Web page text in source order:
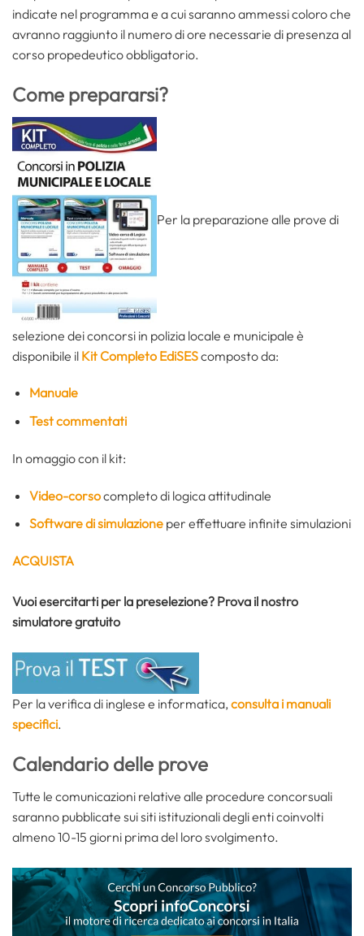
indicate nel programma e a cui saranno ammessi coloro che
avranno raggiunto il numero di ore necessarie di presenza al
corso propedeutico obbligatorio.
Come prepararsi?
Per la preparazione alle prove di
selezione dei concorsi in polizia locale e municipale è
disponibile il Kit Completo EdiSEScomposto da:
Manuale
Test commentati
In omaggio con il kit:
Video-corsocompleto di logica attitudinale
Software di simulazioneper effettuare infinite simulazioni
ACQUISTA
Vuoi esercitarti per la preselezione? Prova il nostro
simulatore gratuito
Per la verifica di inglese e informatica,consulta i manuali
specifici.
Calendario delle prove
Tutte le comunicazioni relative alle procedure concorsuali
saranno pubblicate sui siti istituzionali degli enti coinvolti
almeno 10-15 giorni prima del loro svolgimento.